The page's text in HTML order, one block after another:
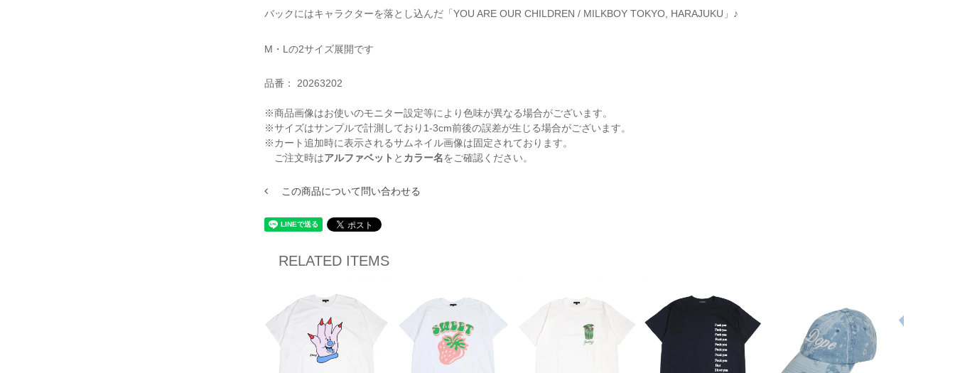
バックにはキャラクターを落とし込んだ「YOU ARE OUR CHILDREN / MILKBOY TOKYO, HARAJUKU」♪
M・Lの2サイズ展開です
品番： 20263202
※商品画像はお使いのモニター設定等により色味が異なる場合がございます。
※サイズはサンプルで計測しており1-3cm前後の誤差が生じる場合がございます。
※カート追加時に表示されるサムネイル画像は固定されております。
ご注文時はアルファベット と カラー名をご確認ください。
この商品について問い合わせる
RELATED ITEMS